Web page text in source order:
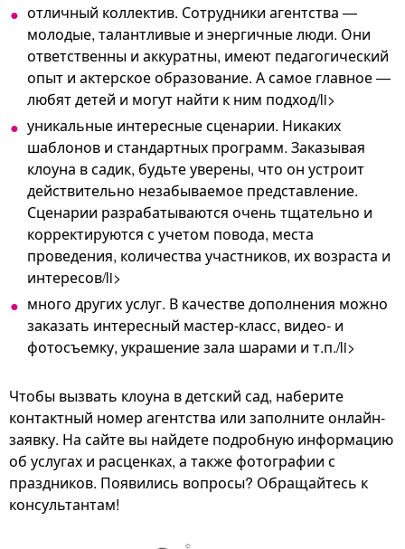
отличный коллектив. Сотрудники агентства —
молодые, талантливые и энергичные люди. Они
ответственны и аккуратны, имеют педагогический
опыт и актерское образование. А самое главное —
любят детей и могут найти к ним подход/li>
уникальные интересные сценарии. Никаких
шаблонов и стандартных программ. Заказывая
клоуна в садик, будьте уверены, что он устроит
действительно незабываемое представление.
Сценарии разрабатываются очень тщательно и
корректируются с учетом повода, места
проведения, количества участников, их возраста и
интересов/li>
много других услуг. В качестве дополнения можно
заказать интересный мастер-класс, видео- и
фотосъемку, украшение зала шарами и т.п./li>
Чтобы вызвать клоуна в детский сад, наберите
контактный номер агентства или заполните онлайн-
заявку. На сайте вы найдете подробную информацию
об услугах и расценках, а также фотографии с
праздников. Появились вопросы? Обращайтесь к
консультантам!